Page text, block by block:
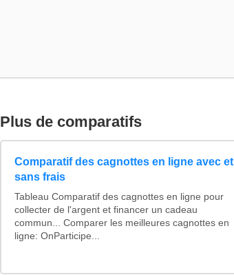
Plus de comparatifs
Comparatif des cagnottes en ligne avec et
sans frais
Tableau Comparatif des cagnottes en ligne pour
collecter de l'argent et financer un cadeau
commun... Comparer les meilleures cagnottes en
ligne: OnParticipe...